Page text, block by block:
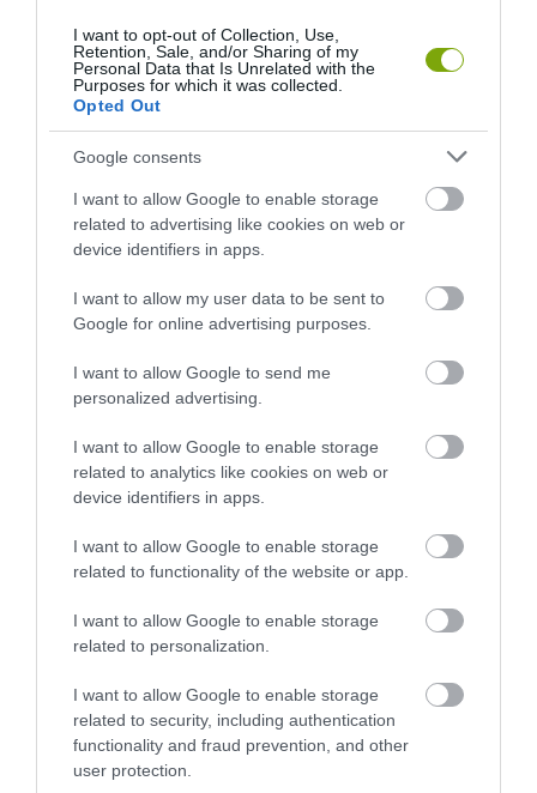
I want to opt-out of Collection, Use,
Retention, Sale, and/or Sharing of my
Personal Data that Is Unrelated with the
Purposes for which it was collected.
Opted Out
Google consents
I want to allow Google to enable storage
related to advertising like cookies on web or
device identifiers in apps.
I want to allow my user data to be sent to
Google for online advertising purposes.
I want to allow Google to send me
personalized advertising.
I want to allow Google to enable storage
related to analytics like cookies on web or
device identifiers in apps.
I want to allow Google to enable storage
related to functionality of the website or app.
I want to allow Google to enable storage
related to personalization.
I want to allow Google to enable storage
related to security, including authentication
functionality and fraud prevention, and other
user protection.
FELETT: MI EZ A LÁTHATATLAN
FEDŐ, ÉS MI TÖRTÉNIK
ALATTA A TERMÉSZETTEL?
2026-08-03
BAJBAN VANNAK: A
HÉTKÖZNAPI MADARAK ÉS
VÉSZJEL
A TUDÓSOK 262 ÚJ FAJT
MEGINT FINOMAN JELEZTE:
KORAI MÉG MINDENTUDÓNAK
HINNI MAGUNKAT
2026-07-30
MACSKA LELETE – AZTÁN
VALAKI VÉGRE RÁNÉZETT
RENDESEN